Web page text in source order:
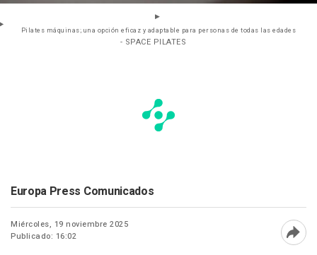
Pilates máquinas; una opción eficaz y adaptable para personas de todas las edades
- SPACE PILATES
Europa Press Comunicados
Miércoles, 19 noviembre 2025
Publicado: 16:02